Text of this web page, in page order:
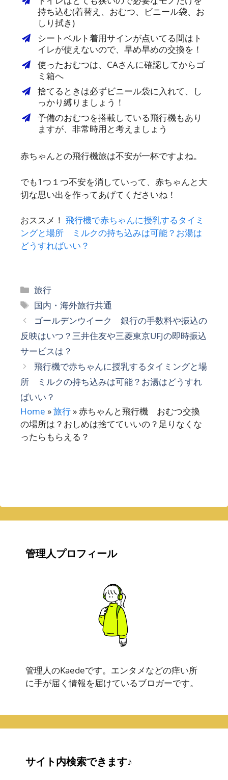
持ち込む(着替え、おむつ、ビニール袋、お
しり拭き)
シートベルト着用サインが点いてる間はト
イレが使えないので、早め早めの交換を！
使ったおむつは、CAさんに確認してからゴ
ミ箱へ
捨てるときは必ずビニール袋に入れて、し
っかり縛りましょう！
予備のおむつを搭載している飛行機もあり
ますが、非常時用と考えましょう
赤ちゃんとの飛行機旅は不安が一杯ですよね。
でも1つ１つ不安を消していって、赤ちゃんと大
切な思い出を作ってあげてくださいね！
おススメ！ 飛行機で赤ちゃんに授乳するタイミ
ングと場所 ミルクの持ち込みは可能？お湯は
どうすればいい？
カ
テ
ゴ
リ
ー
旅行
タ
グ
国内・海外旅行共通
ゴールデンウイーク 銀行の手数料や振込の
反映はいつ？三井住友や三菱東京UFJの即時振込
サービスは？
飛行機で赤ちゃんに授乳するタイミングと場
所 ミルクの持ち込みは可能？お湯はどうすれ
ばいい？
Home »旅行 »赤ちゃんと飛行機 おむつ交換
の場所は？おしめは捨てていいの？足りなくな
ったらもらえる？
管理人プロフィール
管理人のKaedeです。エンタメなどの痒い所
に手が届く情報を届けているブロガーです。
サイト内検索できます♪